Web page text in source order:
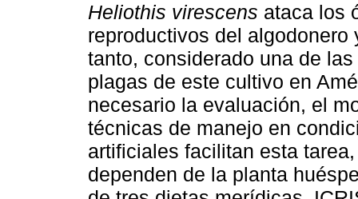
Heliothis virescens ataca los
reproductivos del algodonero
tanto, considerado una de
plagas de este cultivo en
necesario la evaluación, el
técnicas de manejo en
artificiales facilitan esta
dependen de la planta